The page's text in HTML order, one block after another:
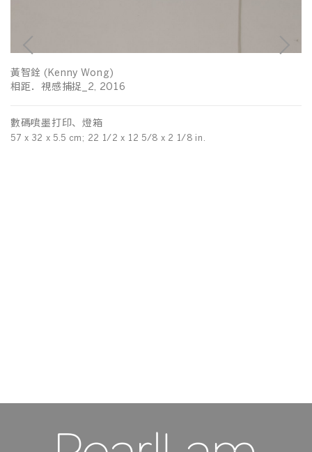
黃智銓 (Kenny Wong)
相距．視感捕捉_2, 2016
數碼噴墨打印、燈箱
57 x 32 x 5.5 cm; 22 1/2 x 12 5/8 x 2 1/8 in.